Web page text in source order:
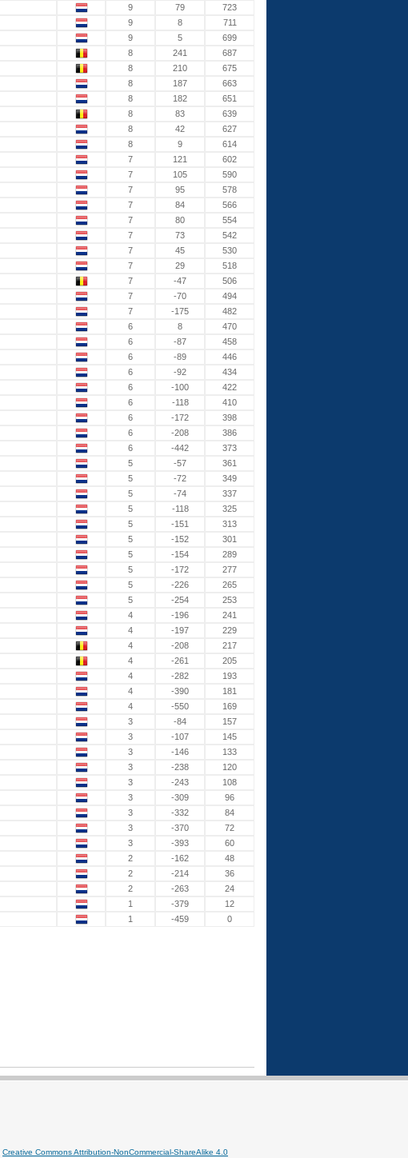
9 79
723
9 8
711
9 5
699
8 241
687
8 210
675
8 187
663
8 182
651
8 83
639
8 42
627
8 9
614
7 121
602
7 105
590
7 95
578
7 84
566
7 80
554
7 73
542
7 45
530
7 29
518
7 -47
506
7 -70
494
7 -175
482
6 8
470
6 -87
458
6 -89
446
6 -92
434
6 -100
422
6 -118
410
6 -172
398
6 -208
386
6 -442
373
5 -57
361
5 -72
349
5 -74
337
5 -118
325
5 -151
313
5 -152
301
5 -154
289
5 -172
277
5 -226
265
5 -254
253
4 -196
241
4 -197
229
4 -208
217
4 -261
205
4 -282
193
4 -390
181
4 -550
169
3 -84
157
3 -107
145
3 -146
133
3 -238
120
3 -243
108
3 -309
96
3 -332
84
3 -370
72
3 -393
60
2 -162
48
2 -214
36
2 -263
24
1 -379
12
1 -459 0
Creative Commons Attribution-NonCommercial-ShareAlike 4.0